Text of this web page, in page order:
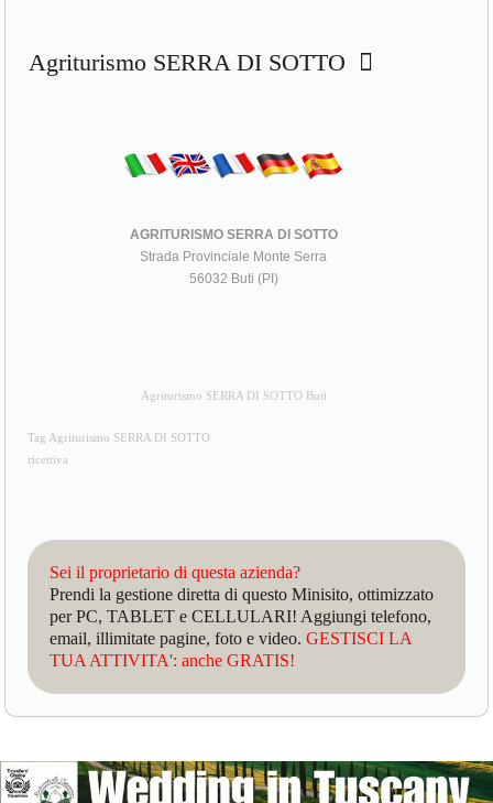
Agriturismo SERRA DI SOTTO
AGRITURISMO SERRA DI SOTTO
Strada Provinciale Monte Serra
56032 Buti (PI)
Agriturismo SERRA DI SOTTO Buti
Tag Agriturismo SERRA DI SOTTO
ricettiva
Sei il proprietario di questa azienda?
Prendi la gestione diretta di questo Minisito, ottimizzato
per PC, TABLET e CELLULARI! Aggiungi telefono,
email, illimitate pagine, foto e video.GESTISCI LA
TUA ATTIVITA': anche GRATIS!